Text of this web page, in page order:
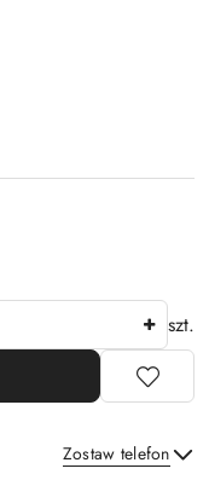
szt.
Zostaw telefon